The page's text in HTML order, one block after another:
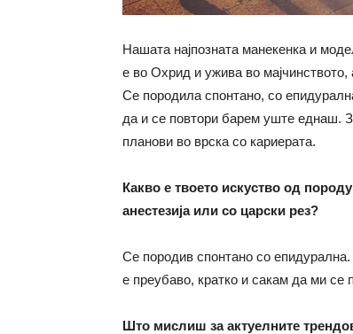
Нашата најпозната манекенка и
е во Охрид и ужива во
Се породила спонтано, со
да и се повтори барем уште еднаш.
планови во врска со кариерата.
Какво е твоето искуство од
анестезија или со царски рез?
Се породив спонтано со
е преубаво, кратко и сакам да ми се
Што мислиш за актуелните